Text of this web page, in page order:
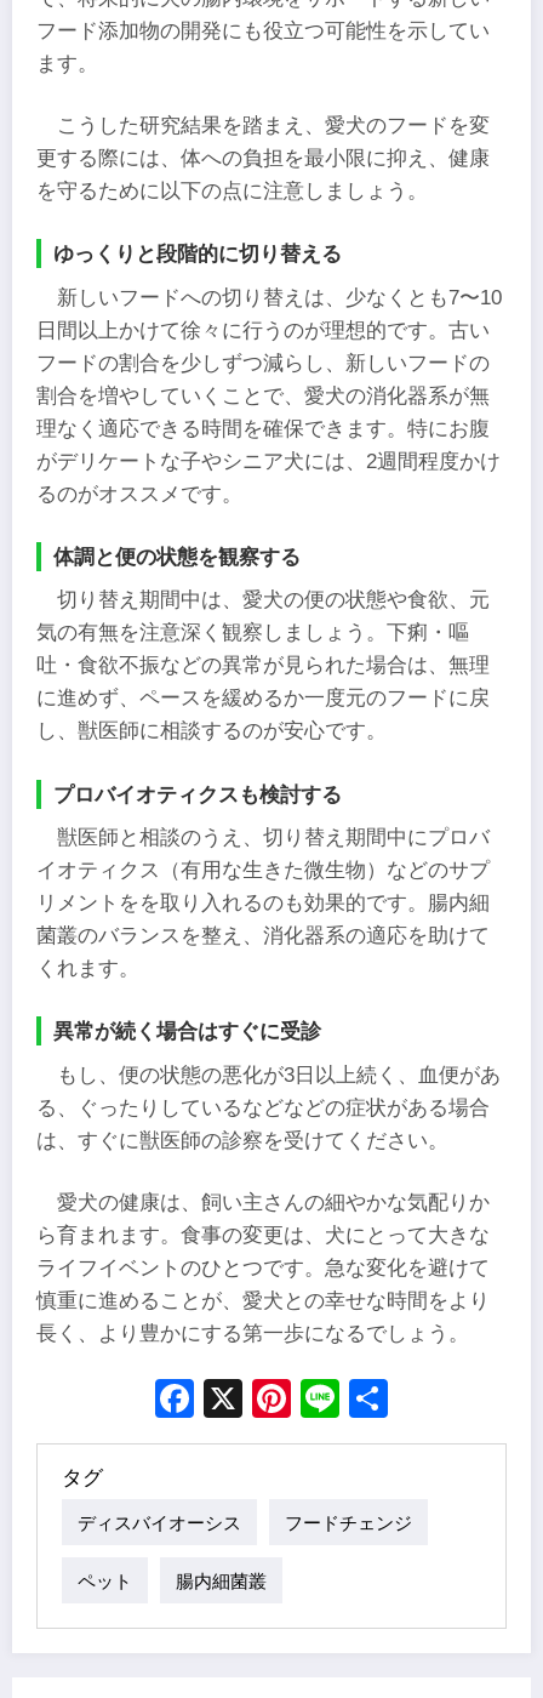
フード添加物の開発にも役立つ可能性を示してい
ます。
こうした研究結果を踏まえ、愛犬のフードを変
更する際には、体への負担を最小限に抑え、健康
を守るために以下の点に注意しましょう。
ゆっくりと段階的に切り替える
新しいフードへの切り替えは、少なくとも7〜10
日間以上かけて徐々に行うのが理想的です。古い
フードの割合を少しずつ減らし、新しいフードの
割合を増やしていくことで、愛犬の消化器系が無
理なく適応できる時間を確保できます。特にお腹
がデリケートな子やシニア犬には、2週間程度かけ
るのがオススメです。
体調と便の状態を観察する
切り替え期間中は、愛犬の便の状態や食欲、元
気の有無を注意深く観察しましょう。下痢・嘔
吐・食欲不振などの異常が見られた場合は、無理
に進めず、ペースを緩めるか一度元のフードに戻
し、獣医師に相談するのが安心です。
プロバイオティクスも検討する
獣医師と相談のうえ、切り替え期間中にプロバ
イオティクス（有用な生きた微生物）などのサプ
リメントをを取り入れるのも効果的です。腸内細
菌叢のバランスを整え、消化器系の適応を助けて
くれます。
異常が続く場合はすぐに受診
もし、便の状態の悪化が3日以上続く、血便があ
る、ぐったりしているなどなどの症状がある場合
は、すぐに獣医師の診察を受けてください。
愛犬の健康は、飼い主さんの細やかな気配りか
ら育まれます。食事の変更は、犬にとって大きな
ライフイベントのひとつです。急な変化を避けて
慎重に進めることが、愛犬との幸せな時間をより
長く、より豊かにする第一歩になるでしょう。
Facebook
X Pinterest
Line
タグ
ディスバイオーシス フードチェンジ
ペット 腸内細菌叢